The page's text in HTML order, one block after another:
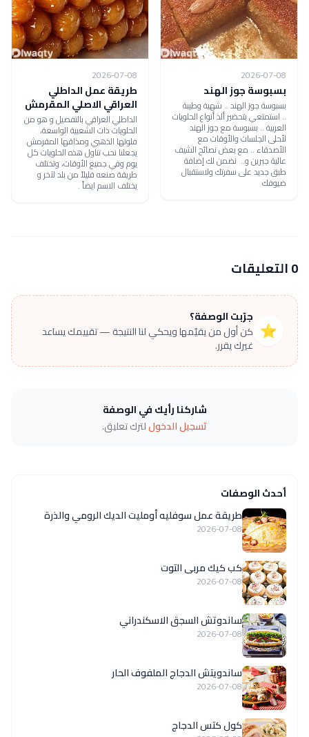
2026-07-08
بسبوسة جوز الهند
بسبوسة جوز الهند .. شهية وطيبة
.. استمتعي بتحضير ألذ أنواع الحلويات
العربية .. بسبوسة مع جوز الهند
لأحلى الجلسات والأوقات مع
الأصدقاء .. مع بعض نصائح الشيف
عالية جبرين و.. نضمن لك إضافة
طبق جديد على سفرتك ولاستقبال
ضيوفك
2026-07-08
طريقة عمل الداطلي
العراقي الاصلي المقرمش
الداطلي العراقي بالتفصيل و هو من
الحلويات ذات الشعبية الواسعة،
فلونها الذهبي ومذاقها المقرمش
يجعلنا نحب تناول هذه الحلويات كل
يوم وفي جميع الأوقات، وتختلف
طريقة صنعه قليلاً من بلد لآخر و
يختلف الاسم ايضاً .
0 التعليقات
⭐
جرّبت الوصفة؟
كن أول من يقيّمها ويحكي لنا النتيجة — تقييمك يساعد
غيرك يقرر.
شاركنا رأيك في الوصفة
تسجيل الدخوللترك تعليق.
أحدث الوصفات
طريقة عمل سوفليه أومليت الديك الرومي والذرة
2026-07-08
كب كيك مربى التوت
2026-07-08
ساندوتش السجق الاسكندراني
2026-07-08
ساندويتش الدجاج الملفوف الحار
2026-07-08
كول كتس الدجاج